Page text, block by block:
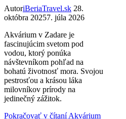
AutoriBeriaTravel.sk 28.
októbra 20257. júla 2026
Akvárium v Zadare je
fascinujúcim svetom pod
vodou, ktorý ponúka
návštevníkom pohľad na
bohatú životnosť mora. Svojou
pestrosťou a krásou láka
milovníkov prírody na
jedinečný zážitok.
Pokračovať v čítaníAkvárium